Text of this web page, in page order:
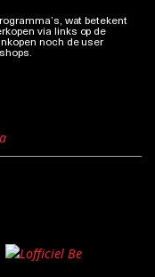
wat betekent
via links op de
noch de user